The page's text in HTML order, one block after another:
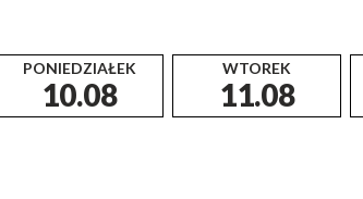
PONIEDZIAŁEK
10.08
WTOREK
11.08